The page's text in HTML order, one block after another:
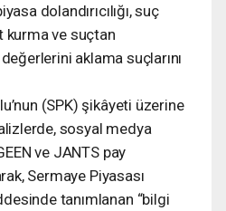
dolandırıcılığı, suç
kurma ve suçtan
aklama suçlarını
(SPK) şikâyeti üzerine
sosyal medya
ve JANTS pay
Sermaye Piyasası
tanımlanan “bilgi